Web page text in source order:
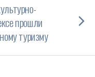
прошли
туризму